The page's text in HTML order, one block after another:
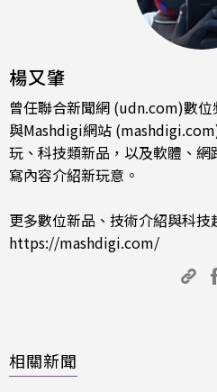
楊又肇
曾任聯合新聞網 (udn.com)數
與Mashdigi網站
玩、科技類新品，以及軟體、
寫內容介紹新玩意。
更多數位新品、技術介紹與科技
https://mashdigi.com/
相關新聞